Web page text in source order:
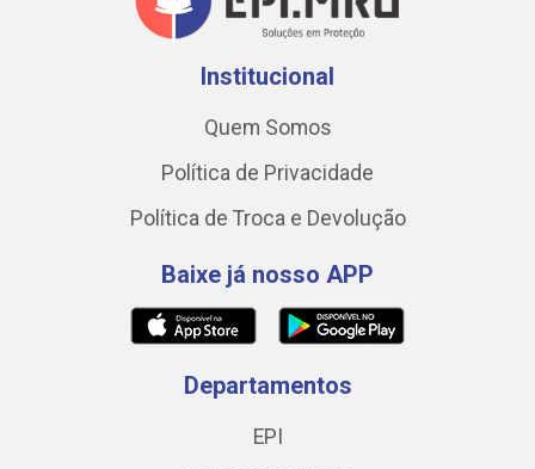
Institucional
Quem Somos
Política de Privacidade
Política de Troca e Devolução
Baixe já nosso APP
Departamentos
EPI